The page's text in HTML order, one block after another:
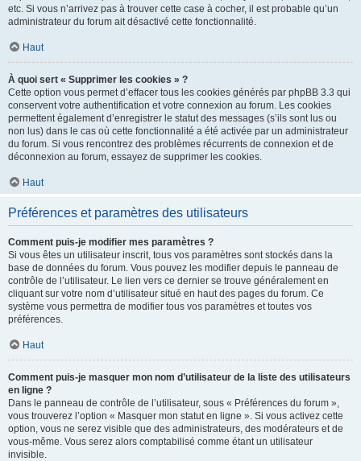
etc. Si vous n’arrivez pas à trouver cette case à cocher, il est probable qu’un
administrateur du forum ait désactivé cette fonctionnalité.
Haut
À quoi sert « Supprimer les cookies » ?
Cette option vous permet d’effacer tous les cookies générés par phpBB 3.3 qui
conservent votre authentification et votre connexion au forum. Les cookies
permettent également d’enregistrer le statut des messages (s’ils sont lus ou
non lus) dans le cas où cette fonctionnalité a été activée par un administrateur
du forum. Si vous rencontrez des problèmes récurrents de connexion et de
déconnexion au forum, essayez de supprimer les cookies.
Haut
Préférences et paramètres des utilisateurs
Comment puis-je modifier mes paramètres ?
Si vous êtes un utilisateur inscrit, tous vos paramètres sont stockés dans la
base de données du forum. Vous pouvez les modifier depuis le panneau de
contrôle de l’utilisateur. Le lien vers ce dernier se trouve généralement en
cliquant sur votre nom d’utilisateur situé en haut des pages du forum. Ce
système vous permettra de modifier tous vos paramètres et toutes vos
préférences.
Haut
Comment puis-je masquer mon nom d’utilisateur de la liste des utilisateurs
en ligne ?
Dans le panneau de contrôle de l’utilisateur, sous « Préférences du forum »,
vous trouverez l’option « Masquer mon statut en ligne ». Si vous activez cette
option, vous ne serez visible que des administrateurs, des modérateurs et de
vous-même. Vous serez alors comptabilisé comme étant un utilisateur
invisible.